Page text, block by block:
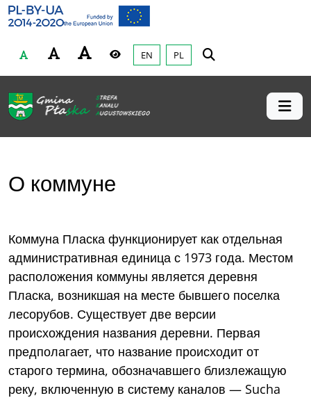
Gmina Płaska
Przejdź do głównej treśći
Czcionka Wysoki kontrast
EN PL
О коммуне
Коммуна Пласка функционирует как отдельная
административная единица с 1973 года. Местом
расположения коммуны является деревня
Пласка, возникшая на месте бывшего поселка
лесорубов. Существует две версии
происхождения названия деревни. Первая
предполагает, что название происходит от
старого термина, обозначавшего близлежащую
реку, включенную в систему каналов — Sucha